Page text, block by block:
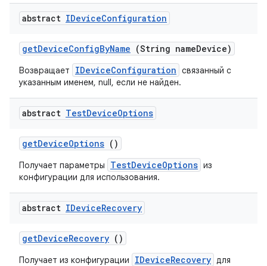
abstract IDeviceConfiguration
getDeviceConfigByName (String nameDevice)
Возвращает IDeviceConfiguration связанный с
указанным именем, null, если не найден.
abstract TestDeviceOptions
getDeviceOptions ()
Получает параметры TestDeviceOptions из
конфигурации для использования.
abstract IDeviceRecovery
getDeviceRecovery ()
Получает из конфигурации IDeviceRecovery для